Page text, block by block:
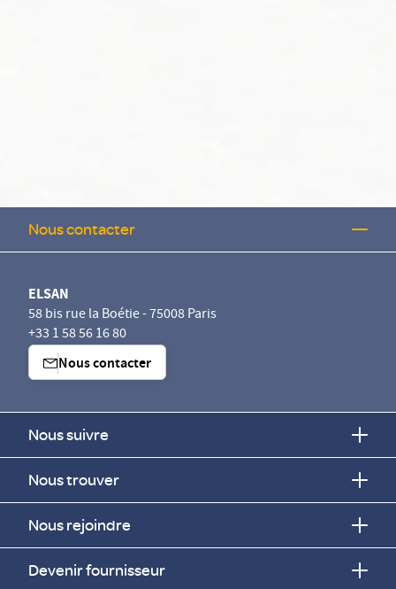
Nous contacter
ELSAN
58 bis rue la Boétie - 75008 Paris
+33 1 58 56 16 80
Nous contacter
Nous suivre
Nous trouver
Nous rejoindre
Devenir fournisseur